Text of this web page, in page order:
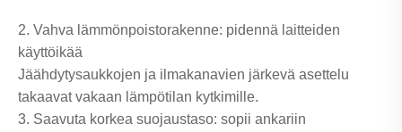
2. Vahva lämmönpoistorakenne: pidennä laitteiden
käyttöikää
Jäähdytysaukkojen ja ilmakanavien järkevä asettelu
takaavat vakaan lämpötilan kytkimille.
3. Saavuta korkea suojaustaso: sopii ankariin